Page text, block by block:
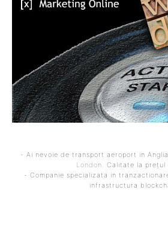
- Ai nevoie de transport aeroport in
London . Calitate la prețul
- Companie specializata in
infrastructura